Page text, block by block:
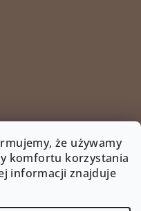
że używamy
komfortu korzystania
informacji znajduje